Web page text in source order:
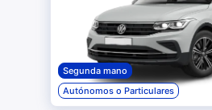
Segunda mano
Autónomos o Particulares